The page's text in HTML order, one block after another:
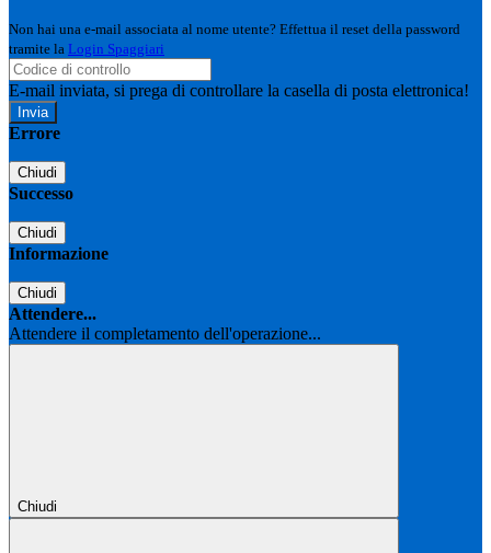
Non hai una e-mail associata al nome utente? Effettua il reset della password
tramite la Login Spaggiari
E-mail inviata, si prega di controllare la casella di posta elettronica!
Errore
Chiudi
Successo
Chiudi
Informazione
Chiudi
Attendere...
Attendere il completamento dell'operazione...
Chiudi